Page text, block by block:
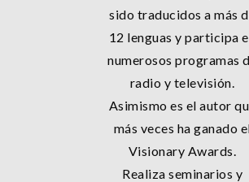
sido traducidos a más
12 lenguas y participa
numerosos programas
radio y televisión.
Asimismo es el autor
más veces ha ganado
Visionary Awards.
Realiza seminarios y